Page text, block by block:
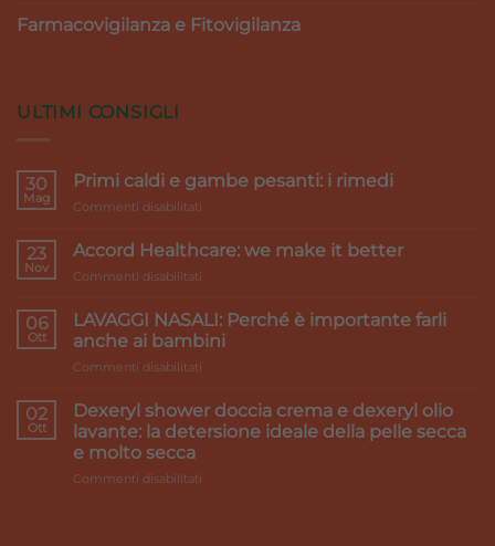
Farmacovigilanza e Fitovigilanza
ULTIMI CONSIGLI
30
Mag
Primi caldi e gambe pesanti: i rimedi
Commenti disabilitati
caldi
e
i
rimedi
23
Nov
Accord Healthcare: we make it better
Commenti disabilitati
Healthcare:
we
make
06
Ott
LAVAGGI NASALI: Perché è importante farli
anche ai bambini
Commenti disabilitati
NASALI:
Perché
è
02
Ott
Dexeryl shower doccia crema e dexeryl olio
lavante: la detersione ideale della pelle secca
e molto secca
Commenti disabilitati